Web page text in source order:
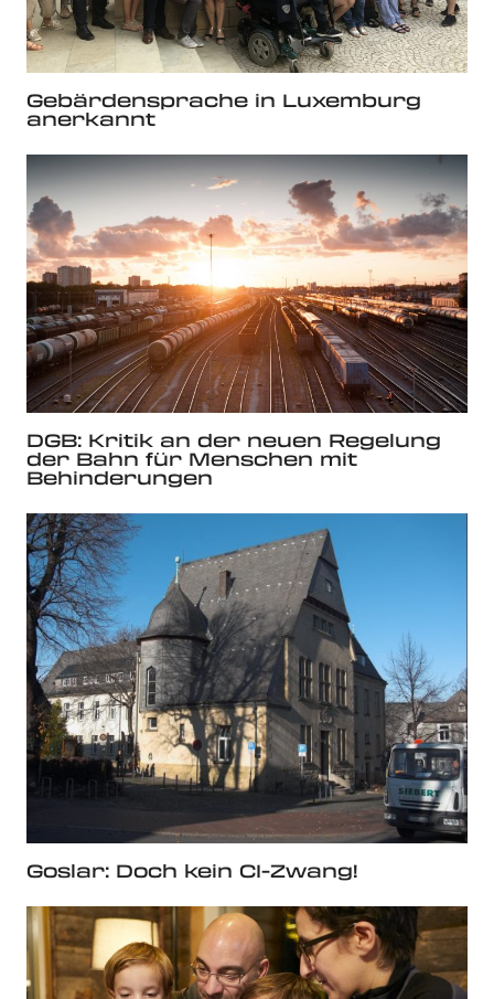
Gebärdensprache in Luxemburg
anerkannt
DGB: Kritik an der neuen Regelung
der Bahn für Menschen mit
Behinderungen
Goslar: Doch kein CI-Zwang!